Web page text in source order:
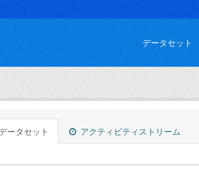
データセット
ータセット アクティビティストリーム